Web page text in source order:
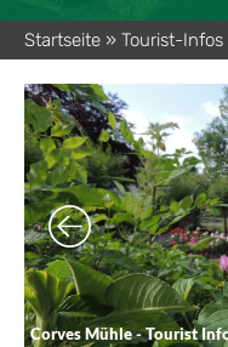
Startseite » Tourist-Infos